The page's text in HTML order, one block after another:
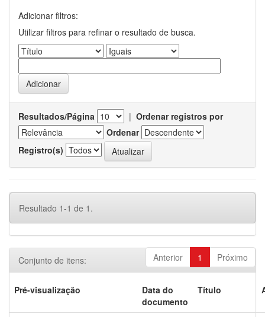
Adicionar filtros:
Utilizar filtros para refinar o resultado de busca.
Resultados/Página | Ordenar registros por
Ordenar
Registro(s)
Resultado 1-1 de 1.
Anterior 1 Próximo
Conjunto de itens:
Pré-visualização
Data do
documento
Título